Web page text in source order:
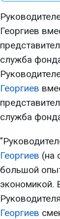
Георгиев
служба
Георгиев
служба
Георгиев (на
большой
экономикой.
Георгиев